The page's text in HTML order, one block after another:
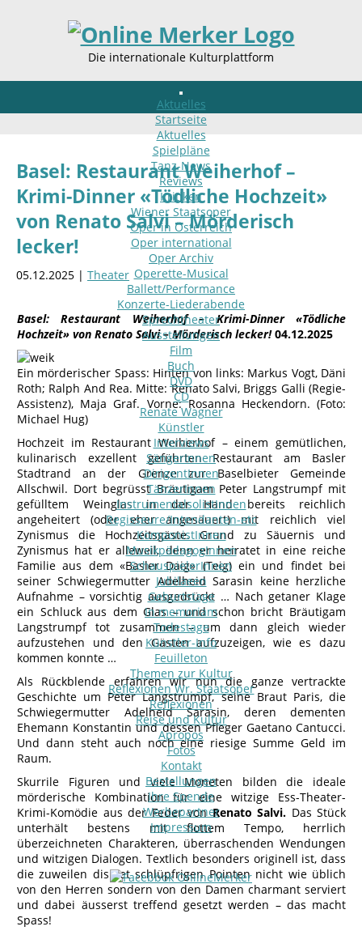
Die internationale Kulturplattform
Aktuelles
Startseite
Aktuelles
Spielpläne
Tanz-News
Reviews
Kritiken
Wiener Staatsoper
Oper in Österreich
Oper international
Oper Archiv
Operette-Musical
Ballett/Performance
Konzerte-Liederabende
Sprechtheater
Ausstellungen
Film
Buch
DVD
CD
Renate Wagner
Künstler
Interviews
SängerInnen
DirigentInnen
TänzerInnen
InstrumentalsolistInnen
Regisseure/Intendanten-etc
KomponistInnen
MusikpädagogInnen
SchauspielerInnen
Jubilaeen
Geburtstage
In memoriam
Todestage
Künstler-Info
Feuilleton
Themen zur Kultur
Reflexionen Wr. Staatsoper
Reflexionen
Reise und Kultur
Apropos
Fotos
Kontakt
Bestellungen
Ihre Spende
Werbepartner
Impressum
Basel: Restaurant Weiherhof –
Krimi-Dinner «Tödliche Hochzeit»
von Renato Salvi – Mörderisch
lecker!
05.12.2025 | Theater
Basel: Restaurant Weiherhof – Krimi-Dinner «Tödliche
Hochzeit» von Renato Salvi – Mörderisch lecker!04.12.2025
Ein mörderischer Spass: Hinten von links: Markus Vogt, Däni
Roth; Ralph And Rea. Mitte: Renato Salvi, Briggs Galli (Regie-
Assistenz), Maja Graf. Vorne: Rosanna Heckendorn. (Foto:
Michael Hug)
Hochzeit im Restaurant Weiherhof – einem gemütlichen,
kulinarisch exzellent geführten Restaurant am Basler
Stadtrand an der Grenze zur Baselbieter Gemeinde
Allschwil. Dort begrüsst Bräutigam Peter Langstrumpf mit
gefülltem Weinglas in der Hand bereits reichlich
angeheitert (oder eher angesäuert) mit reichlich viel
Zynismus die Hochzeitsgäste. Grund zu Säuernis und
Zynismus hat er alleweil, denn er heiratet in eine reiche
Familie aus dem «Basler Daig» (Teig) ein und findet bei
seiner Schwiegermutter Adelheid Sarasin keine herzliche
Aufnahme – vorsichtig ausgedrückt … Nach getaner Klage
ein Schluck aus dem Glas – und schon bricht Bräutigam
Langstrumpf tot zusammen – um dann gleich wieder
aufzustehen und den Gästen aufzuzeigen, wie es dazu
kommen konnte …
Als Rückblende erfahren wir nun die ganze vertrackte
Geschichte um Peter Langstrumpf, seine Braut Paris, die
Schwiegermutter Adelheid Sarasin, deren dementen
Ehemann Konstantin und dessen Pfleger Gaetano Cantucci.
Und dann steht auch noch eine riesige Summe Geld im
Raum.
Skurrile Figuren und viele Moneten bilden die ideale
mörderische Kombination für eine witzige Ess-Theater-
Krimi-Komödie aus der Feder vonRenato Salvi. Das Stück
unterhält bestens mit flottem Tempo, herrlich
überzeichneten Charakteren, überraschenden Wendungen
und witzigen Dialogen. Textlich besonders originell ist, dass
die zuweilen diskret schlüpfrigen Pointen nicht wie üblich
von den Herren sondern von den Damen charmant serviert
und dabei äusserst treffend gesetzt werden – das macht
Spass!